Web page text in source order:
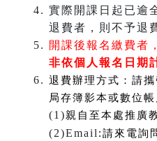
實際開課日起已逾
退費者，則不予退
開課後報名繳費者
非依個人報名日期
退費辦理方式： 請
局存簿影本或數位
(1)親自至本處推廣
(2)Email :請來電詢